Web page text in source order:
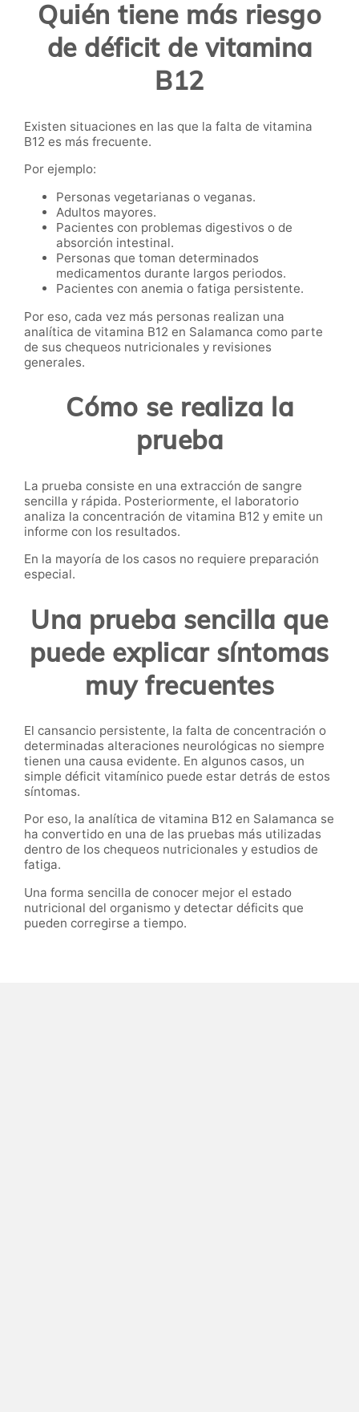
Quién tiene más riesgo
de déficit de vitamina
B12
Existen situaciones en las que la falta de vitamina
B12 es más frecuente.
Por ejemplo:
Personas vegetarianas o veganas.
Adultos mayores.
Pacientes con problemas digestivos o de
absorción intestinal.
Personas que toman determinados
medicamentos durante largos periodos.
Pacientes con anemia o fatiga persistente.
Por eso, cada vez más personas realizan una
analítica de vitamina B12 en Salamanca como parte
de sus chequeos nutricionales y revisiones
generales.
Cómo se realiza la
prueba
La prueba consiste en una extracción de sangre
sencilla y rápida. Posteriormente, el laboratorio
analiza la concentración de vitamina B12 y emite un
informe con los resultados.
En la mayoría de los casos no requiere preparación
especial.
Una prueba sencilla que
puede explicar síntomas
muy frecuentes
El cansancio persistente, la falta de concentración o
determinadas alteraciones neurológicas no siempre
tienen una causa evidente. En algunos casos, un
simple déficit vitamínico puede estar detrás de estos
síntomas.
Por eso, la analítica de vitamina B12 en Salamanca se
ha convertido en una de las pruebas más utilizadas
dentro de los chequeos nutricionales y estudios de
fatiga.
Una forma sencilla de conocer mejor el estado
nutricional del organismo y detectar déficits que
pueden corregirse a tiempo.